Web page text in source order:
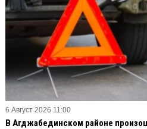
6 Август 2026 11:00
В Агджабединском районе